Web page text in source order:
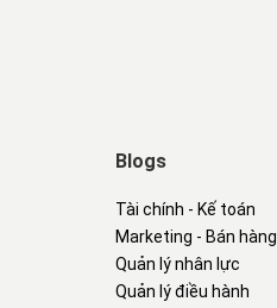
Blogs
Tài chính - Kế toán
Marketing - Bán hàng
Quản lý nhân lực
Quản lý điều hành